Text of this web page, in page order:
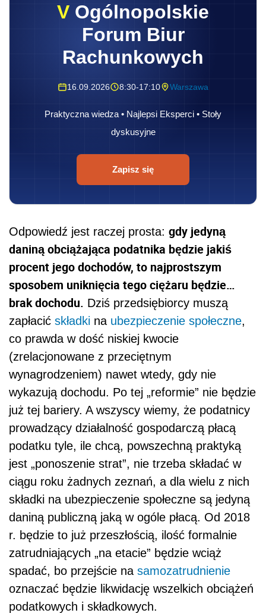
V Ogólnopolskie
Forum Biur
Rachunkowych
16.09.2026 8:30-17:10 Warszawa
Praktyczna wiedza • Najlepsi Eksperci • Stoły
dyskusyjne
Zapisz się
Odpowiedź jest raczej prosta: gdy jedyną
daniną obciążająca podatnika będzie jakiś
procent jego dochodów, to najprostszym
sposobem uniknięcia tego ciężaru będzie…
brak dochodu. Dziś przedsiębiorcy muszą
zapłacić składki na ubezpieczenie społeczne,
co prawda w dość niskiej kwocie
(zrelacjonowane z przeciętnym
wynagrodzeniem) nawet wtedy, gdy nie
wykazują dochodu. Po tej „reformie” nie będzie
już tej bariery. A wszyscy wiemy, że podatnicy
prowadzący działalność gospodarczą płacą
podatku tyle, ile chcą, powszechną praktyką
jest „ponoszenie strat”, nie trzeba składać w
ciągu roku żadnych zeznań, a dla wielu z nich
składki na ubezpieczenie społeczne są jedyną
daniną publiczną jaką w ogóle płacą. Od 2018
r. będzie to już przeszłością, ilość formalnie
zatrudniających „na etacie” będzie wciąż
spadać, bo przejście na samozatrudnienie
oznaczać będzie likwidację wszelkich obciążeń
podatkowych i składkowych.